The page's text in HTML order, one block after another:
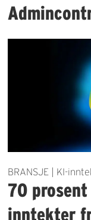
BRANSJE | KI-
70
inntekter